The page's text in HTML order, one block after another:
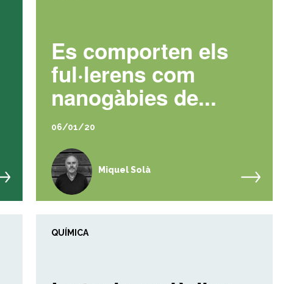
Es comporten els
ful·lerens com
nanogàbies de...
06/01/20
Miquel Solà
QUÍMICA